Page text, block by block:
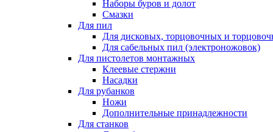
Наборы буров и долот
Смазки
Для пил
Для дисковых, торцовочных и
Для сабельных пил (электроножовок)
Для пистолетов монтажных
Клеевые стержни
Насадки
Для рубанков
Ножи
Дополнительные принадлежности
Для станков